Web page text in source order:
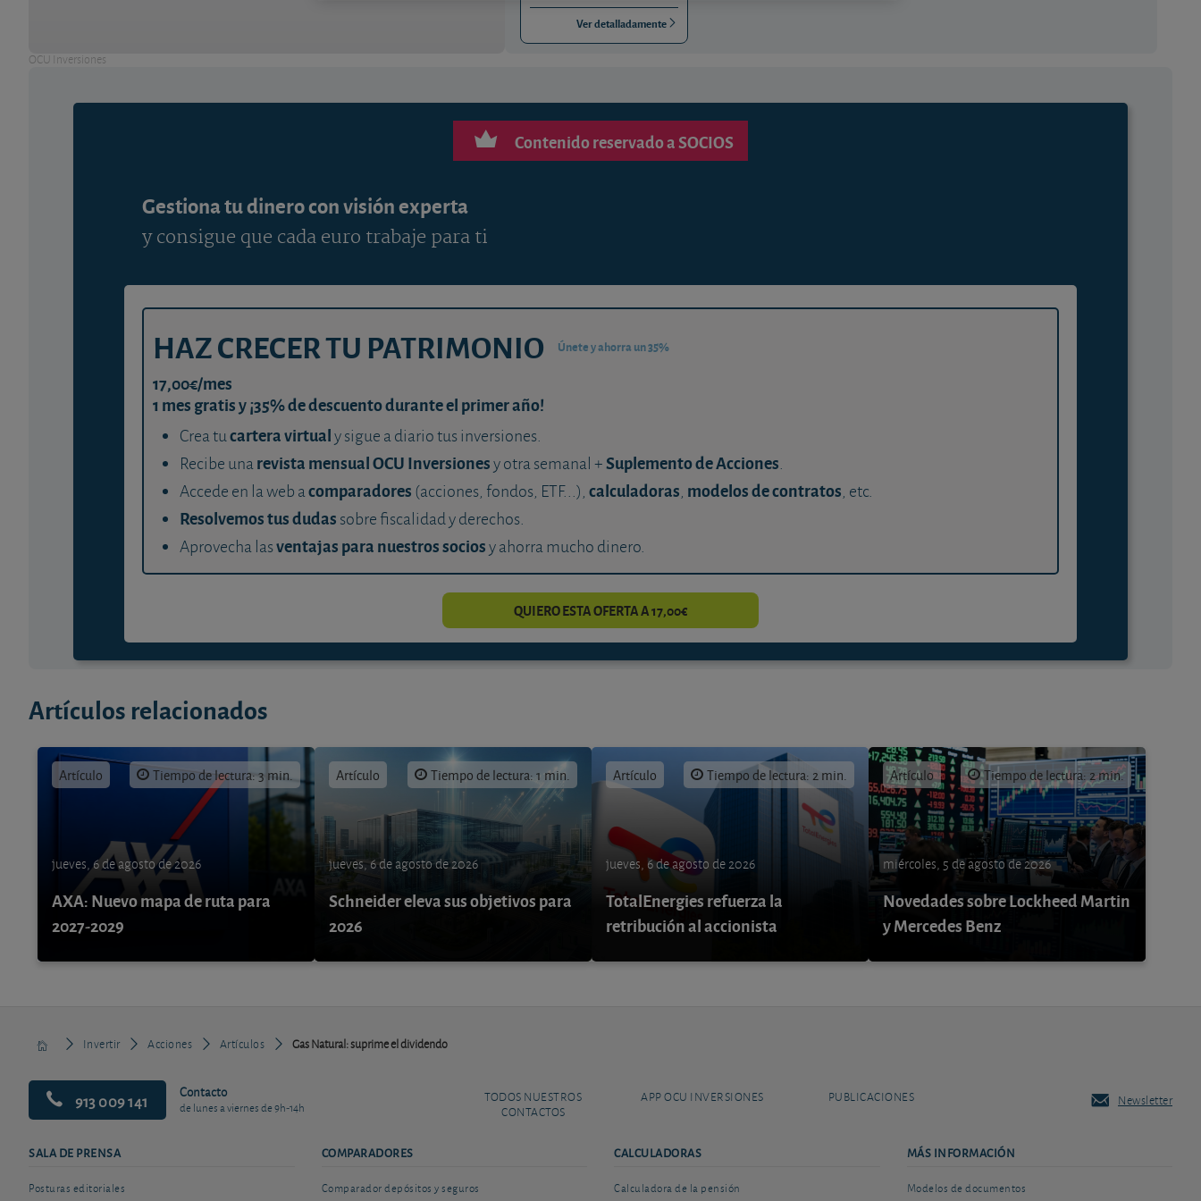
OCU Inversiones
Ver detalladamente
Contenido reservado a SOCIOS
Gestiona tu dinero con visión experta
y consigue que cada euro trabaje para ti
HAZ CRECER TU PATRIMONIO Únete y ahorra un 35%
17,00€/mes
1 mes gratis y ¡35% de descuento durante el primer año!
Crea tucartera virtualy sigue a diario tus inversiones.
Recibe unarevista mensual OCU Inversionesy otra semanal +Suplemento de Acciones.
Accede en la web acomparadores (acciones, fondos, ETF...), calculadoras, modelos de contratos, etc.
Resolvemos tus dudas sobre fiscalidad y derechos.
Aprovecha lasventajas para nuestros sociosy ahorra mucho dinero.
QUIERO ESTA OFERTA A 17,00€
Artículos relacionados
Artículo Tiempo de lectura: 3 min.
jueves, 6 de agosto de 2026
AXA: Nuevo mapa de ruta para
2027-2029
Artículo Tiempo de lectura: 1 min.
jueves, 6 de agosto de 2026
Schneider eleva sus objetivos para
2026
Artículo Tiempo de lectura: 2 min.
jueves, 6 de agosto de 2026
TotalEnergies refuerza la
retribución al accionista
Artículo Tiempo de lectura: 2 min.
miércoles, 5 de agosto de 2026
Novedades sobre Lockheed Martin
y Mercedes Benz
Invertir Acciones Artículos Gas Natural: suprime el dividendo
913 009 141 Contacto
de lunes a viernes de 9h-14h
TODOS NUESTROS
CONTACTOS
APP OCU INVERSIONES PUBLICACIONES Newsletter
SALA DE PRENSA
Posturas editoriales
COMPARADORES
Comparador depósitos y seguros
CALCULADORAS
Calculadora de la pensión
MÁS INFORMACIÓN
Modelos de documentos